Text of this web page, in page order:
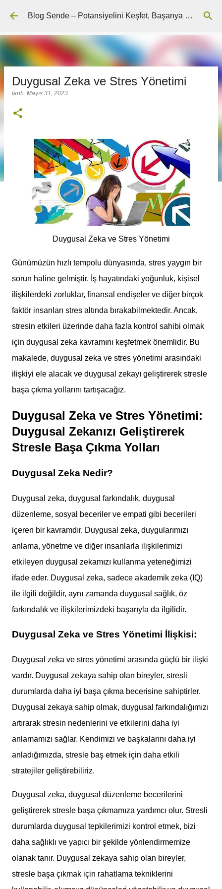
Ana içeriğe atla Blog Sende – Potansiyelini Keşfet, Başarıya Ulaş
Duygusal Zeka ve Stres Yönetimi
tarih: Mayıs 31, 2023
Duygusal Zeka ve Stres Yönetimi
Günümüzün hızlı tempolu dünyasında, stres yaygın bir
sorun haline gelmiştir. İş hayatındaki yoğunluk, kişisel
ilişkilerdeki zorluklar, finansal endişeler ve diğer birçok
faktör insanları stres altında bırakabilmektedir. Ancak,
stresin etkileri üzerinde daha fazla kontrol sahibi olmak
için duygusal zeka kavramını keşfetmek önemlidir. Bu
makalede, duygusal zeka ve stres yönetimi arasındaki
ilişkiyi ele alacak ve duygusal zekayı geliştirerek stresle
başa çıkma yollarını tartışacağız.
Duygusal Zeka ve Stres Yönetimi:
Duygusal Zekanızı Geliştirerek
Stresle Başa Çıkma Yolları
Duygusal Zeka Nedir?
Duygusal zeka, duygusal farkındalık, duygusal
düzenleme, sosyal beceriler ve empati gibi becerileri
içeren bir kavramdır. Duygusal zeka, duygularımızı
anlama, yönetme ve diğer insanlarla ilişkilerimizi
etkileyen duygusal zekamızı kullanma yeteneğimizi
ifade eder. Duygusal zeka, sadece akademik zeka (IQ)
ile ilgili değildir, aynı zamanda duygusal sağlık, öz
farkındalık ve ilişkilerimizdeki başarıyla da ilgilidir.
Duygusal Zeka ve Stres Yönetimi İlişkisi:
Duygusal zeka ve stres yönetimi arasında güçlü bir ilişki
vardır. Duygusal zekaya sahip olan bireyler, stresli
durumlarda daha iyi başa çıkma becerisine sahiptirler.
Duygusal zekaya sahip olmak, duygusal farkındalığımızı
artırarak stresin nedenlerini ve etkilerini daha iyi
anlamamızı sağlar. Kendimizi ve başkalarını daha iyi
anladığımızda, stresle baş etmek için daha etkili
stratejiler geliştirebiliriz.
Duygusal zeka, duygusal düzenleme becerilerini
geliştirerek stresle başa çıkmamıza yardımcı olur. Stresli
durumlarda duygusal tepkilerimizi kontrol etmek, bizi
daha sağlıklı ve yapıcı bir şekilde yönlendirmemize
olanak tanır. Duygusal zekaya sahip olan bireyler,
stresle başa çıkmak için rahatlama tekniklerini